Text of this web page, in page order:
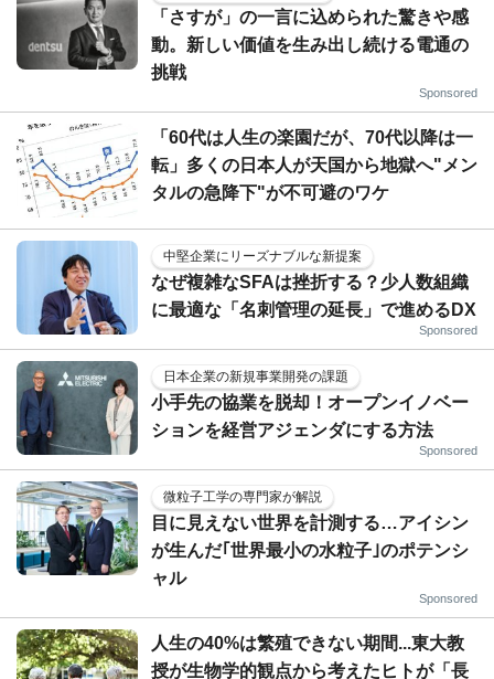
「さすが」の一言に込められた驚きや感
動。新しい価値を生み出し続ける電通の
挑戦
Sponsored
「60代は人生の楽園だが、70代以降は一
転」多くの日本人が天国から地獄へ"メン
タルの急降下"が不可避のワケ
中堅企業にリーズナブルな新提案
なぜ複雑なSFAは挫折する？少人数組織
に最適な「名刺管理の延長」で進めるDX
Sponsored
日本企業の新規事業開発の課題
小手先の協業を脱却！オープンイノベー
ションを経営アジェンダにする方法
Sponsored
微粒子工学の専門家が解説
目に見えない世界を計測する…アイシン
が生んだ｢世界最小の水粒子｣のポテンシ
ャル
Sponsored
人生の40%は繁殖できない期間...東大教
授が生物学的観点から考えたヒトが「長